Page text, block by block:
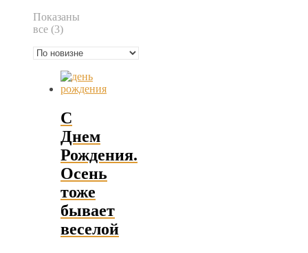
Показаны
все (3)Сортировка:
недавние
С
Днем
Рождения.
Осень
тоже
бывает
веселой